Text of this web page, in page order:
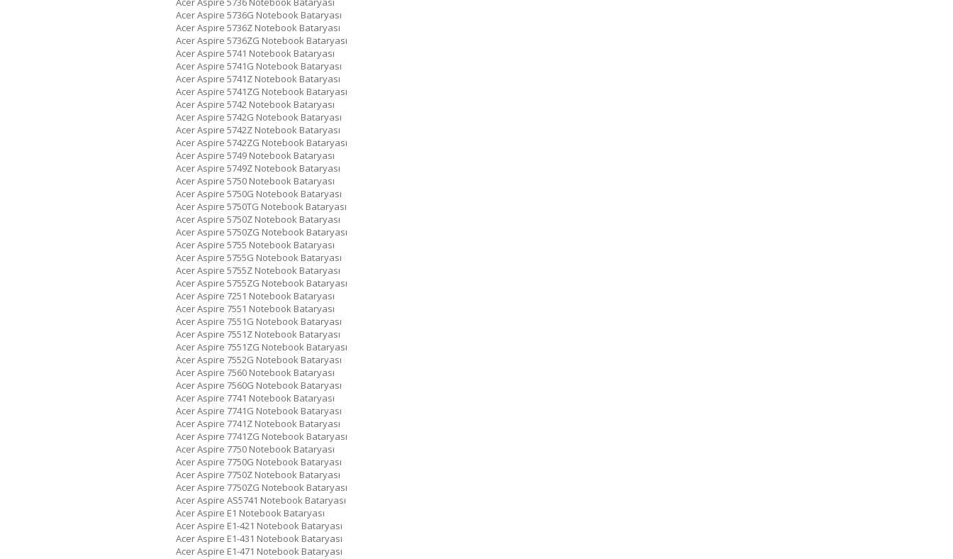
Acer Aspire 5736G Notebook Bataryası
Acer Aspire 5736Z Notebook Bataryası
Acer Aspire 5736ZG Notebook Bataryası
Acer Aspire 5741 Notebook Bataryası
Acer Aspire 5741G Notebook Bataryası
Acer Aspire 5741Z Notebook Bataryası
Acer Aspire 5741ZG Notebook Bataryası
Acer Aspire 5742 Notebook Bataryası
Acer Aspire 5742G Notebook Bataryası
Acer Aspire 5742Z Notebook Bataryası
Acer Aspire 5742ZG Notebook Bataryası
Acer Aspire 5749 Notebook Bataryası
Acer Aspire 5749Z Notebook Bataryası
Acer Aspire 5750 Notebook Bataryası
Acer Aspire 5750G Notebook Bataryası
Acer Aspire 5750TG Notebook Bataryası
Acer Aspire 5750Z Notebook Bataryası
Acer Aspire 5750ZG Notebook Bataryası
Acer Aspire 5755 Notebook Bataryası
Acer Aspire 5755G Notebook Bataryası
Acer Aspire 5755Z Notebook Bataryası
Acer Aspire 5755ZG Notebook Bataryası
Acer Aspire 7251 Notebook Bataryası
Acer Aspire 7551 Notebook Bataryası
Acer Aspire 7551G Notebook Bataryası
Acer Aspire 7551Z Notebook Bataryası
Acer Aspire 7551ZG Notebook Bataryası
Acer Aspire 7552G Notebook Bataryası
Acer Aspire 7560 Notebook Bataryası
Acer Aspire 7560G Notebook Bataryası
Acer Aspire 7741 Notebook Bataryası
Acer Aspire 7741G Notebook Bataryası
Acer Aspire 7741Z Notebook Bataryası
Acer Aspire 7741ZG Notebook Bataryası
Acer Aspire 7750 Notebook Bataryası
Acer Aspire 7750G Notebook Bataryası
Acer Aspire 7750Z Notebook Bataryası
Acer Aspire 7750ZG Notebook Bataryası
Acer Aspire AS5741 Notebook Bataryası
Acer Aspire E1 Notebook Bataryası
Acer Aspire E1-421 Notebook Bataryası
Acer Aspire E1-431 Notebook Bataryası
Acer Aspire E1-471 Notebook Bataryası